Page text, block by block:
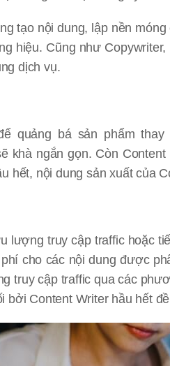
tạo nội dung, lập nền
hiệu. Cũng như
dịch vụ.
quảng bá sản phẩm
khà ngắn gọn. Còn
hết, nội dung sản xuất của
lượng truy cập traffic hoặc
cho các nội dung được
truy cập traffic qua các
bởi Content Writer hầu hết